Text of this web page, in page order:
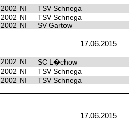
2002 NI TSV Schnega
2002 NI TSV Schnega
2002 NI SV Gartow
17.06.2015
2002 NI SC L�chow
2002 NI TSV Schnega
2002 NI TSV Schnega
17.06.2015